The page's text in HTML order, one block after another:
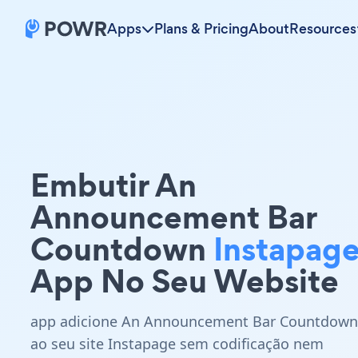
Apps Plans & PricingAboutResources
Embutir An
Announcement Bar
Countdown
App No Seu Website
app adicione An Announcement Bar Countdown
ao seu site Instapage sem codificação nem